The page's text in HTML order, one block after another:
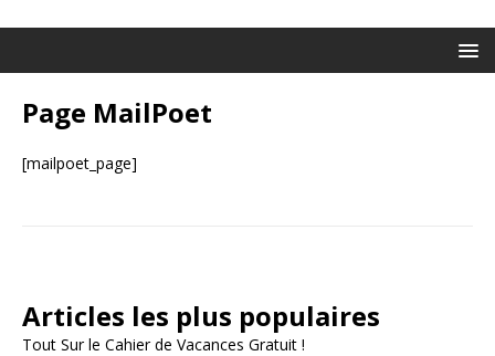
Page MailPoet
[mailpoet_page]
Articles les plus populaires
Tout Sur le Cahier de Vacances Gratuit !